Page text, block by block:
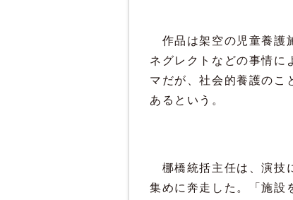
作品は架空の児童養護
ネグレクトなどの事情に
マだが、社会的養護のこ
あるという。
梛橋統括主任は、演技
集めに奔走した。「施設